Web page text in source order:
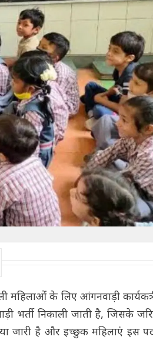
महिलाओं के लिए आंगनवाड़ी
भर्ती निकाली जाती है, जिसके
जारी है और इच्छुक महिलाएं इस